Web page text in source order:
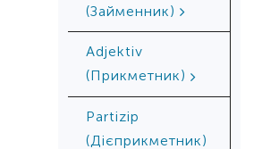
(Займенник)
Adjektiv
(Прикметник)
Partizip
(Дієприкметник)